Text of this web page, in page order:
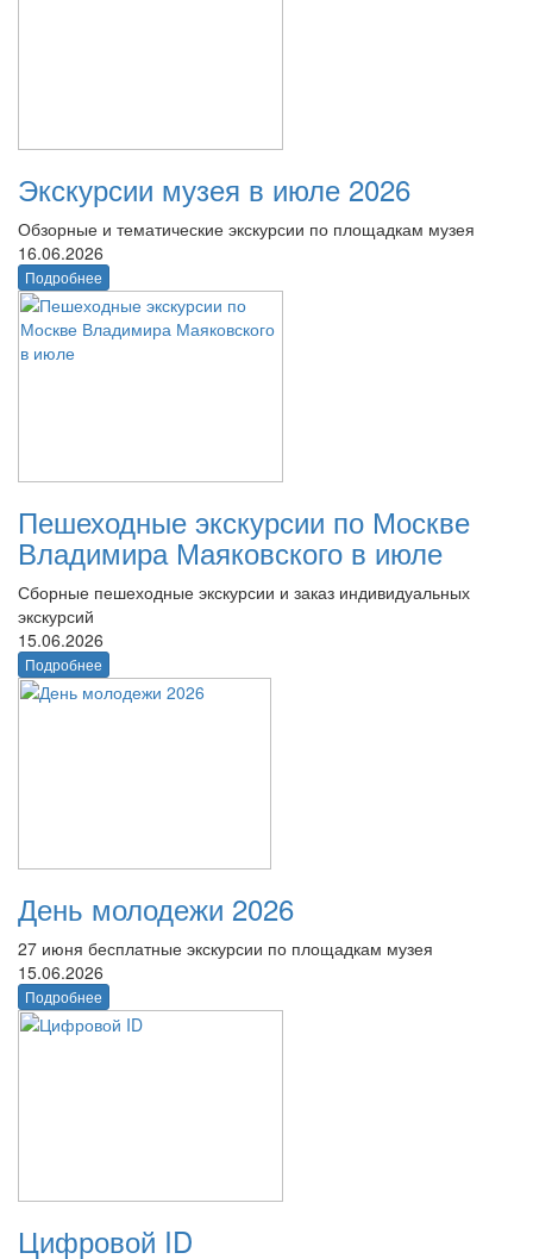
Экскурсии музея в июле 2026
Обзорные и тематические экскурсии по площадкам музея
16.06.2026
Подробнее
Пешеходные экскурсии по Москве
Владимира Маяковского в июле
Сборные пешеходные экскурсии и заказ индивидуальных
экскурсий
15.06.2026
Подробнее
День молодежи 2026
27 июня бесплатные экскурсии по площадкам музея
15.06.2026
Подробнее
Цифровой ID